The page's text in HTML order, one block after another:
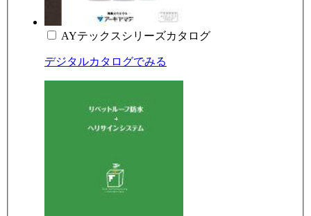
AYテックスシリーズカタログ
デジタルカタログでみる